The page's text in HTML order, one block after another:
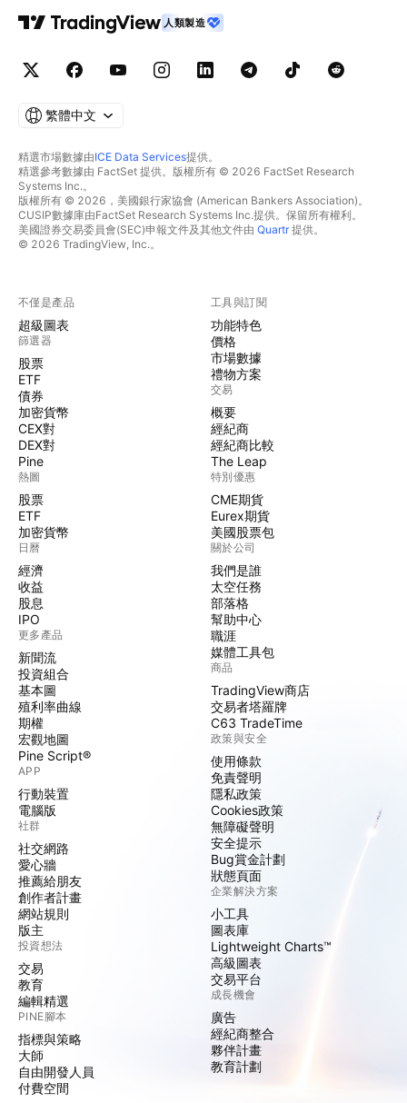
人類製造
繁體中文
精選市場數據由ICE Data Services提供。
精選參考數據由 FactSet 提供。版權所有 © 2026 FactSet Research
Systems Inc.。
版權所有 © 2026，美國銀行家協會 (American Bankers Association)。
CUSIP數據庫由FactSet Research Systems Inc.提供。保留所有權利。
美國證券交易委員會(SEC)申報文件及其他文件由 Quartr提供。
© 2026 TradingView, Inc.。
不僅是產品
超級圖表
篩選器
股票
ETF
債券
加密貨幣
CEX對
DEX對
Pine
熱圖
股票
ETF
加密貨幣
日曆
經濟
收益
股息
IPO
更多產品
新聞流
投資組合
基本圖
殖利率曲線
期權
宏觀地圖
Pine Script®
APP
行動裝置
電腦版
社群
社交網路
愛心牆
推薦給朋友
創作者計畫
網站規則
版主
投資想法
交易
教育
編輯精選
PINE腳本
指標與策略
大師
自由開發人員
付費空間
工具與訂閱
功能特色
價格
市場數據
禮物方案
交易
概要
經紀商
經紀商比較
The Leap
特別優惠
CME期貨
Eurex期貨
美國股票包
關於公司
我們是誰
太空任務
部落格
幫助中心
職涯
媒體工具包
商品
TradingView商店
交易者塔羅牌
C63 TradeTime
政策與安全
使用條款
免責聲明
隱私政策
Cookies政策
無障礙聲明
安全提示
Bug賞金計劃
狀態頁面
企業解決方案
小工具
圖表庫
Lightweight Charts™
高級圖表
交易平台
成長機會
廣告
經紀商整合
夥伴計畫
教育計劃